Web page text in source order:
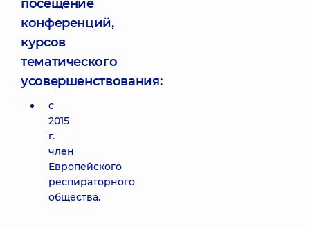
посещение
конференций,
курсов
тематического
усовершенствования:
с
2015
г.
член
Европейского
респираторного
общества.